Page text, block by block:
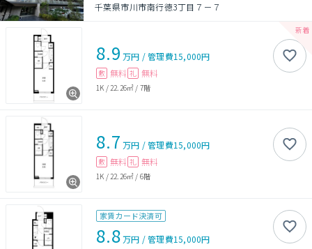
千葉県市川市南行徳3丁目７－７
8.9 万円 /管理費15,000円
敷 無料 礼 無料
1K / 22.26㎡ / 7階
8.7 万円 /管理費15,000円
敷 無料 礼 無料
1K / 22.26㎡ / 6階
家賃カード決済可
8.8万円 /管理費15,000円